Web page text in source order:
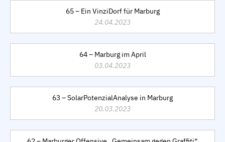
65 – Ein VinziDorf für Marburg
24.04.2023
64 – Marburg im April
03.04.2023
63 – SolarPotenzialAnalyse in Marburg
20.03.2023